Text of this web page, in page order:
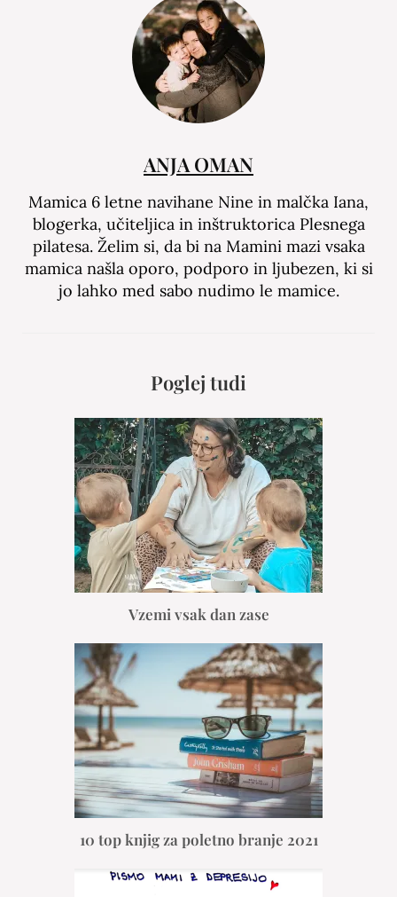
ANJA OMAN
Mamica 6 letne navihane Nine in malčka Iana,
blogerka, učiteljica in inštruktorica Plesnega
pilatesa. Želim si, da bi na Mamini mazi vsaka
mamica našla oporo, podporo in ljubezen, ki si
jo lahko med sabo nudimo le mamice.
Poglej tudi
Vzemi vsak dan zase
10 top knjig za poletno branje 2021